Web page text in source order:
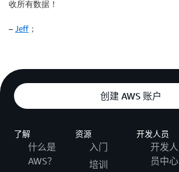
收所有数据！
– Jeff ；
创建 AWS 账户
了解
什么是
AWS？
资源
入门
培训
开发人员
开发人
员中心